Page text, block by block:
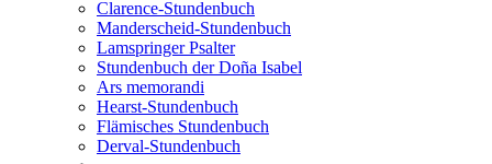
Clarence-Stundenbuch
Manderscheid-Stundenbuch
Lamspringer Psalter
Stundenbuch der Doña Isabel
Ars memorandi
Hearst-Stundenbuch
Flämisches Stundenbuch
Derval-Stundenbuch